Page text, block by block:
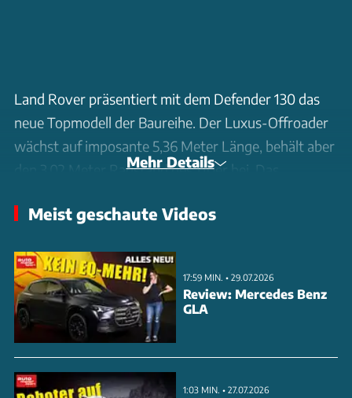
Land Rover präsentiert mit dem Defender 130 das
neue Topmodell der Baureihe. Der Luxus-Offroader
wächst auf imposante 5,36 Meter Länge, behält aber
den 3,02 Meter Radstand des 110er bei. Das
389 Liter Kofferraum, maximal sind 2.516 Liter
Reihensechszylinder mit Mildhybrid zur Wahl: Der
P400 Benziner mit 400 PS sowie zwei Diesel mit 250
PS (D250) und 300 PS (D300). Serienmäßig an Bord:
Luftfederung, Panoramadach und 11,4-Zoll-Display.
Die Preise starten bei 87.300 Euro für den D250 SE,
der Top-P400 X kostet 124.400 Euro.
Mehr Details
Meist geschaute Videos
17:59 MIN. • 29.07.2026
Review: Mercedes Benz
GLA
1:03 MIN. • 27.07.2026